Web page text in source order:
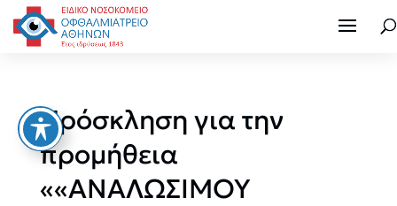
Πρόσκληση για την
προμήθεια
««ΑΝΑΛΩΣΙΜΟΥ